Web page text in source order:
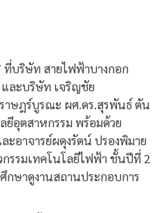
ที่บริษัท สายไฟฟ้าบางกอก
และบริษัท เจริญชัย
าษฎร์บูรณะ ผศ.ดร.สุรพันธ์ ตัน
อุตสาหกรรม พร้อมด้วย
อาจารย์ผดุงรัตน์ ปรองพิมาย
รรมเทคโนโลยีไฟฟ้า ชั้นปีที่ 2
กษาดูงานสถานประกอบการ